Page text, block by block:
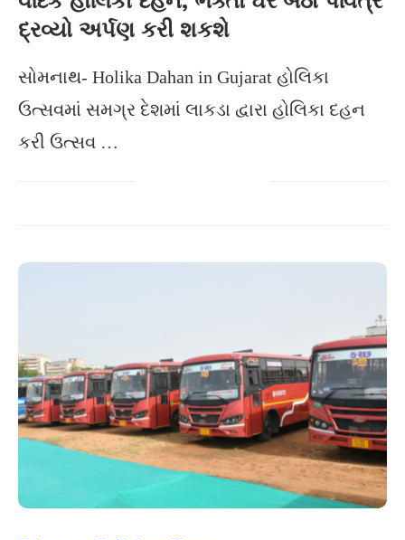
દ્રવ્યો અર્પણ કરી શકશે
સોમનાથ- Holika Dahan in Gujarat હોલિકા
ઉત્સવમાં સમગ્ર દેશમાં લાકડા દ્વારા હોલિકા દહન
કરી ઉત્સવ …